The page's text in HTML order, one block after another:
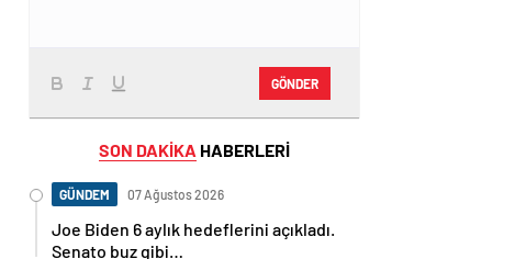
GÖNDER
SON DAKİKA HABERLERİ
GÜNDEM 07 Ağustos 2026
Joe Biden 6 aylık hedeflerini açıkladı.
Senato buz gibi…